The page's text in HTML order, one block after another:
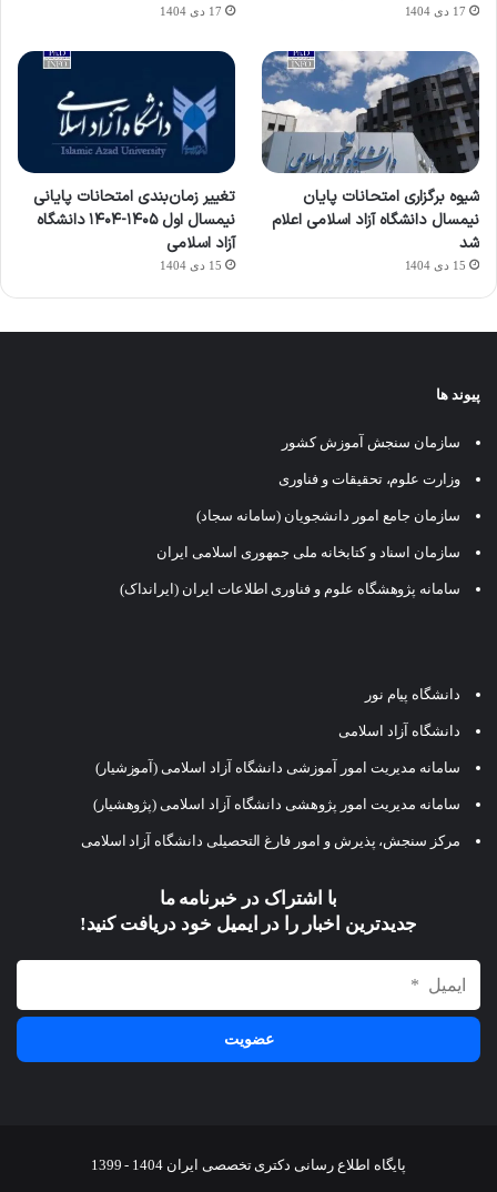
17 دی 1404 17 دی 1404
شیوه برگزاری امتحانات پایان
نیمسال دانشگاه آزاد اسلامی اعلام
شد
15 دی 1404
تغییر زمان‌بندی امتحانات پایانی
نیمسال اول ۱۴۰۵-۱۴۰۴ دانشگاه
آزاد اسلامی
15 دی 1404
پیوند ها
سازمان سنجش آموزش کشور
وزارت علوم، تحقیقات و فناوری
سازمان جامع امور دانشجویان (سامانه سجاد)
سازمان اسناد و کتابخانه ملی جمهوری اسلامی ایران
سامانه پژوهشگاه علوم و فناوری اطلاعات ایران (ایرانداک)
دانشگاه پیام نور
دانشگاه آزاد اسلامی
سامانه مدیریت امور آموزشی دانشگاه آزاد اسلامی (آموزشیار)
سامانه مدیریت امور پژوهشی دانشگاه آزاد اسلامی (پژوهشیار)
مرکز سنجش، پذیرش و امور فارغ التحصیلی دانشگاه آزاد اسلامی
با اشتراک در خبرنامه ما
جدیدترین اخبار را در ایمیل خود دریافت کنید!
پایگاه اطلاع رسانی دکتری تخصصی ایران 1404 - 1399